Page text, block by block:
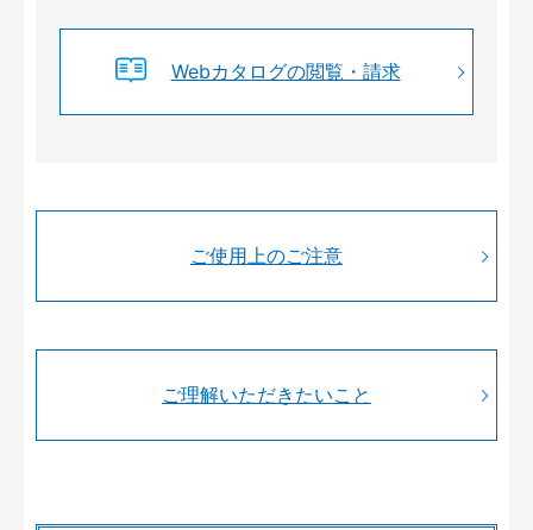
Webカタログの閲覧・請求
ご使用上のご注意
ご理解いただきたいこと